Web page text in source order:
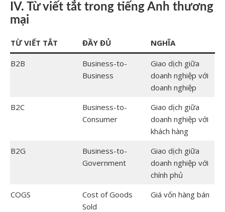
IV. Từ viết tắt trong tiếng Anh thương
mại
TỪ VIẾT TẮT ĐẦY ĐỦ NGHĨA
B2B
Business-to-
Business
Giao dịch giữa
doanh nghiệp với
doanh nghiệp
B2C
Business-to-
Consumer
Giao dịch giữa
doanh nghiệp với
khách hàng
B2G
Business-to-
Government
Giao dịch giữa
doanh nghiệp với
chính phủ
COGS
Cost of Goods
Sold
Giá vốn hàng bán